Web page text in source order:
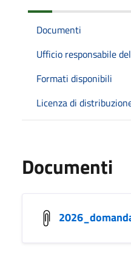
Documenti
Ufficio responsabile
Formati disponibili
Licenza di
Documenti